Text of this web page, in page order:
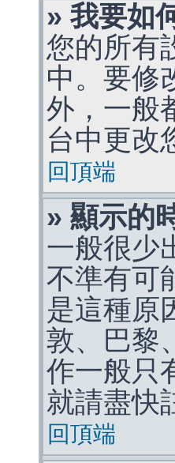
» 我要如
您的所有
中。要修
外，一般
台中更改
回頂端
» 顯示的
一般很少
不準有可
是這種原
敦、巴黎
作一般只
就請盡快
回頂端